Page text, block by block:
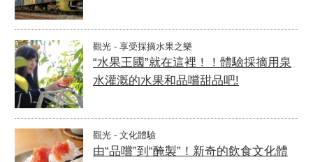
觀光 - 享受採摘水果之樂
“水果王國”就在這裡！！體驗採摘用泉
水灌溉的水果和品嚐甜品吧!
觀光 - 文化體驗
由“品嚐”到“醃製”！新奇的飲食文化體